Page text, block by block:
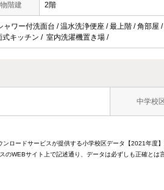
階建 2階
ワー付洗面台 / 温水洗浄便座 / 最上階 / 角部
式キッチン / 室内洗濯機置き場 /
中学校
ロードサービスが提供する小学校区データ【2021年
WEBサイト上で記述通り、データは必ずしも正確と